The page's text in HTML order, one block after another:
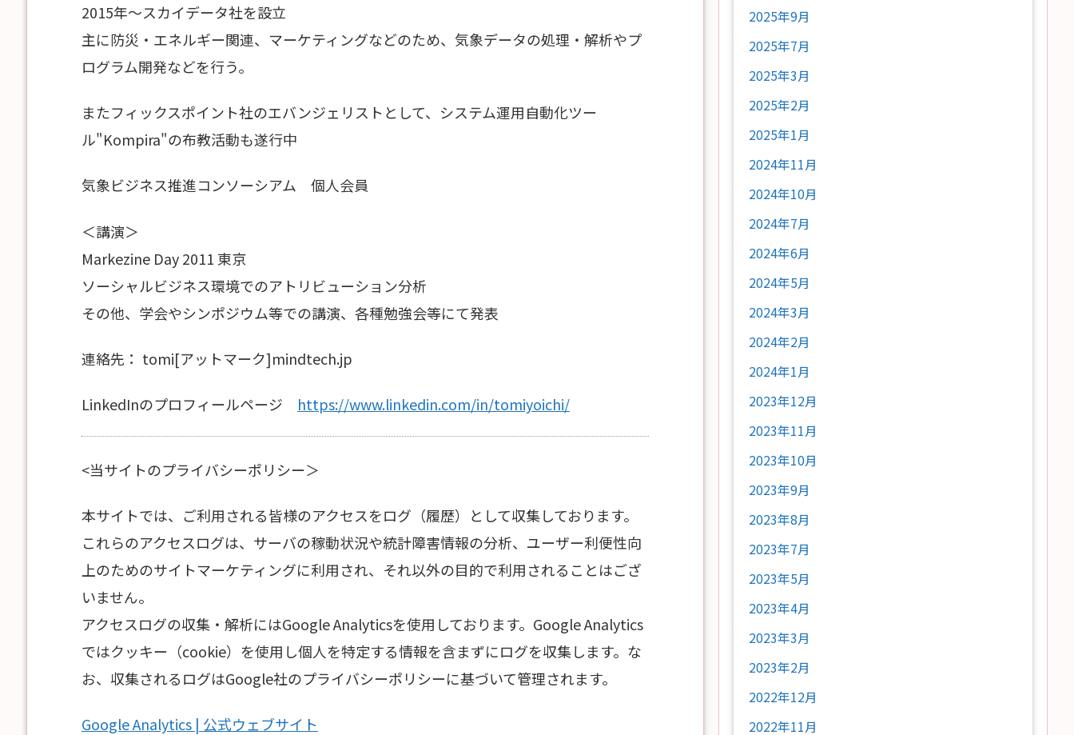
2015年～スカイデータ社を設立
主に防災・エネルギー関連、マーケティングなどのため、気象データの処理・解析やプ
ログラム開発などを行う。
またフィックスポイント社のエバンジェリストとして、システム運用自動化ツー
ル"Kompira"の布教活動も遂行中
気象ビジネス推進コンソーシアム 個人会員
＜講演＞
Markezine Day 2011 東京
ソーシャルビジネス環境でのアトリビューション分析
その他、学会やシンポジウム等での講演、各種勉強会等にて発表
連絡先： tomi[アットマーク]mindtech.jp
LinkedInのプロフィールページ https://www.linkedin.com/in/tomiyoichi/
<当サイトのプライバシーポリシー＞
本サイトでは、ご利用される皆様のアクセスをログ（履歴）として収集しております。
これらのアクセスログは、サーバの稼動状況や統計障害情報の分析、ユーザー利便性向
上のためのサイトマーケティングに利用され、それ以外の目的で利用されることはござ
いません。
アクセスログの収集・解析にはGoogle Analyticsを使用しております。Google Analytics
ではクッキー（cookie）を使用し個人を特定する情報を含まずにログを収集します。な
お、収集されるログはGoogle社のプライバシーポリシーに基づいて管理されます。
Google Analytics | 公式ウェブサイト
2025年9月
2025年7月
2025年3月
2025年2月
2025年1月
2024年11月
2024年10月
2024年7月
2024年6月
2024年5月
2024年3月
2024年2月
2024年1月
2023年12月
2023年11月
2023年10月
2023年9月
2023年8月
2023年7月
2023年5月
2023年4月
2023年3月
2023年2月
2022年12月
2022年11月